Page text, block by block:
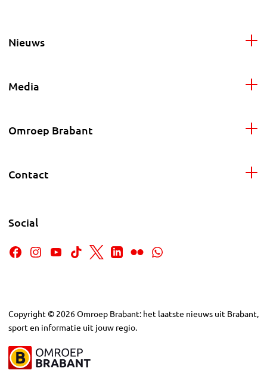
Nieuws
Media
Omroep Brabant
Contact
Social
Copyright © 2026Omroep Brabant: het laatste nieuws uit Brabant,
sport en informatie uit jouw regio.